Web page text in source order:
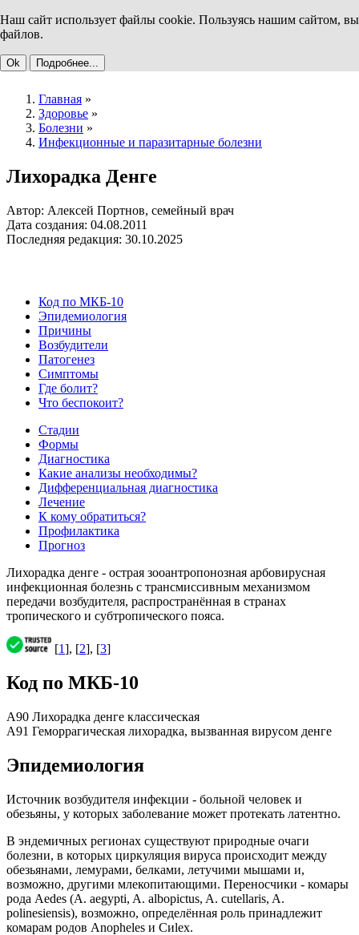
Наш сайт использует файлы cookie. Пользуясь нашим сайтом,
файлов.
Ok Подробнее...
Главная »
Здоровье »
Болезни »
Инфекционные и паразитарные болезни
Лихорадка Денге
Автор: Алексей Портнов, семейный врач
Дата создания: 04.08.2011
Последняя редакция: 30.10.2025
Код по МКБ-10
Эпидемиология
Причины
Возбудители
Патогенез
Симптомы
Где болит?
Что беспокоит?
Стадии
Формы
Диагностика
Какие анализы необходимы?
Дифференциальная диагностика
Лечение
К кому обратиться?
Профилактика
Прогноз
Лихорадка денге - острая зооантропонозная арбовирусная
инфекционная болезнь с трансмиссивным механизмом
передачи возбудителя, распространённая в странах
тропического и субтропического пояса.
[1], [2], [3]
Код по МКБ-10
A90 Лихорадка денге классическая
A91 Геморрагическая лихорадка, вызванная вирусом денге
Эпидемиология
Источник возбудителя инфекции - больной человек и
обезьяны, у которых заболевание может протекать латентно.
В эндемичных регионах существуют природные очаги
болезни, в которых циркуляция вируса происходит между
обезьянами, лемурами, белками, летучими мышами и,
возможно, другими млекопитающими. Переносчики - комары
рода Aedes (A. aegypti, A. albopictus, A. cutellaris, A.
polinesiensis), возможно, определённая роль принадлежит
комарам родов Anopheles и Сиleх.